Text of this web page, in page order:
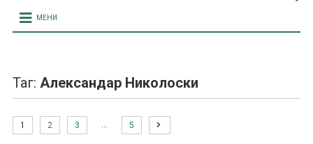
МЕНИ
Таг: Александар Николоски
1 2 3 5